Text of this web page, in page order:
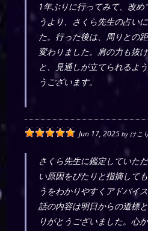
1年ぶりに行ってみて、改
うより、さくら先生の占い
た。行った後は、周りとの
変わりました。肩の力も抜
と、見通しが立てられるよ
うございます。
Jun 17, 2025 by けこ
さくら先生に鑑定していた
い原因をぴたりと指摘して
うをわかりやすくアドバイ
話の内容は明日からの道標
りがとうございました。心